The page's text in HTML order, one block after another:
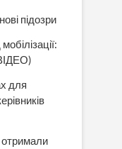
підозри
для